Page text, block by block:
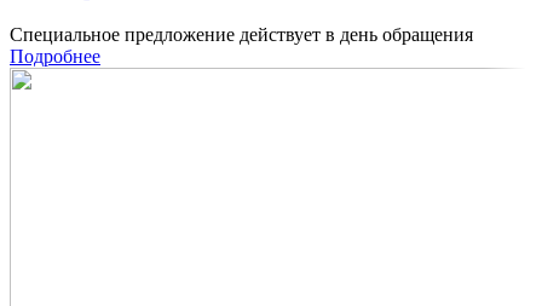
Специальное предложение действует в день обращения
Подробнее